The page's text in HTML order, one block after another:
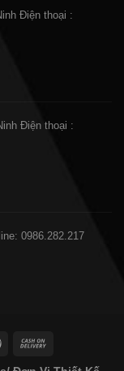
Điện thoại :
Điện thoại :
0986.282.217